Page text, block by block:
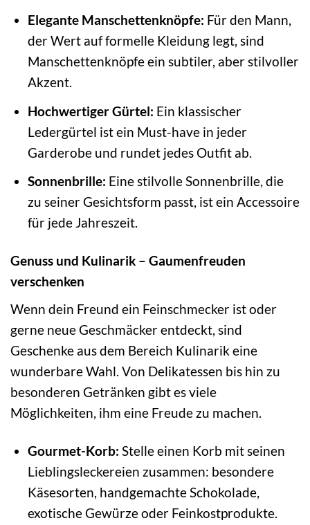
Elegante Manschettenknöpfe: Für den Mann,
der Wert auf formelle Kleidung legt, sind
Manschettenknöpfe ein subtiler, aber stilvoller
Akzent.
Hochwertiger Gürtel: Ein klassischer
Ledergürtel ist ein Must-have in jeder
Garderobe und rundet jedes Outfit ab.
Sonnenbrille: Eine stilvolle Sonnenbrille, die
zu seiner Gesichtsform passt, ist ein Accessoire
für jede Jahreszeit.
Genuss und Kulinarik – Gaumenfreuden
verschenken
Wenn dein Freund ein Feinschmecker ist oder
gerne neue Geschmäcker entdeckt, sind
Geschenke aus dem Bereich Kulinarik eine
wunderbare Wahl. Von Delikatessen bis hin zu
besonderen Getränken gibt es viele
Möglichkeiten, ihm eine Freude zu machen.
Gourmet-Korb: Stelle einen Korb mit seinen
Lieblingsleckereien zusammen: besondere
Käsesorten, handgemachte Schokolade,
exotische Gewürze oder Feinkostprodukte.